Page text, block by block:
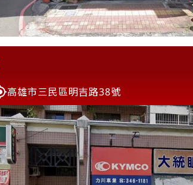
高雄市三民區明吉路38號